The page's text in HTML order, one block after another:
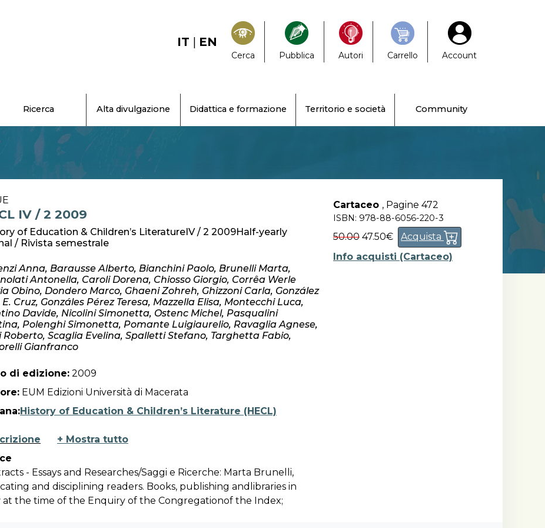
IT | EN
Cerca Pubblica Autori Carrello Account
Ricerca Alta divulgazione Didattica e formazione Territorio e società Community
IV / 2 2009
of Education & Children’s LiteratureIV / 2 2009Half-yearly
/ Rivista semestrale
Anna, Barausse Alberto, Bianchini Paolo, Brunelli Marta,
Antonella, Caroli Dorena, Chiosso Giorgio, Corrêa Werle
Obino, Dondero Marco, Ghaeni Zohreh, Ghizzoni Carla, González
Cruz, Gonzáles Pérez Teresa, Mazzella Elisa, Montecchi Luca,
Davide, Nicolini Simonetta, Ostenc Michel, Pasqualini
Polenghi Simonetta, Pomante Luigiaurelio, Ravaglia Agnese,
Roberto, Scaglia Evelina, Spalletti Stefano, Targhetta Fabio,
Gianfranco
di edizione: 2009
EUM Edizioni Università di Macerata
History of Education & Children’s Literature (HECL)
+ Mostra tutto
- Essays and Researches/Saggi e Ricerche: Marta Brunelli,
and disciplining readers. Books, publishing andlibraries in
at the time of the Enquiry of the Congregationof the Index;
Cartaceo , Pagine 472
ISBN: 978-88-6056-220-3
50.00 47.50€
Acquista
Info acquisti (Cartaceo)